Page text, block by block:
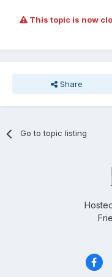
This topic is now
Share
Go to topic listing